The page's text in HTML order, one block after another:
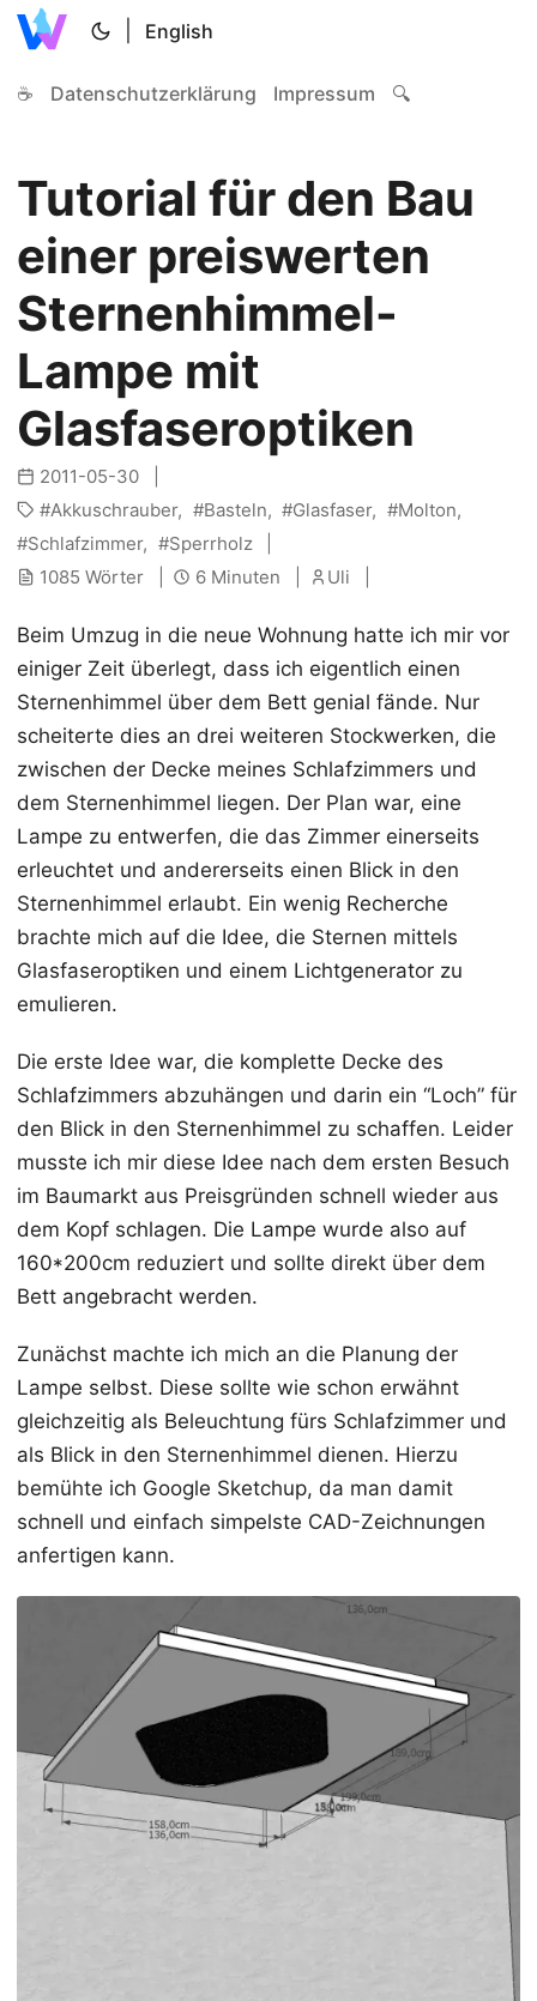
English
☕ Datenschutzerklärung Impressum 🔍
Tutorial für den Bau
einer preiswerten
Sternenhimmel-
Lampe mit
Glasfaseroptiken
2011-05-30
Akkuschrauber
Basteln Glasfaser
Molton
Schlafzimmer
Sperrholz
1085 Wörter
6 Minuten Uli
Beim Umzug in die neue Wohnung hatte ich mir vor
einiger Zeit überlegt, dass ich eigentlich einen
Sternenhimmel über dem Bett genial fände. Nur
scheiterte dies an drei weiteren Stockwerken, die
zwischen der Decke meines Schlafzimmers und
dem Sternenhimmel liegen. Der Plan war, eine
Lampe zu entwerfen, die das Zimmer einerseits
erleuchtet und andererseits einen Blick in den
Sternenhimmel erlaubt. Ein wenig Recherche
brachte mich auf die Idee, die Sternen mittels
Glasfaseroptiken und einem Lichtgenerator zu
emulieren.
Die erste Idee war, die komplette Decke des
Schlafzimmers abzuhängen und darin ein “Loch” für
den Blick in den Sternenhimmel zu schaffen. Leider
musste ich mir diese Idee nach dem ersten Besuch
im Baumarkt aus Preisgründen schnell wieder aus
dem Kopf schlagen. Die Lampe wurde also auf
160*200cm reduziert und sollte direkt über dem
Bett angebracht werden.
Zunächst machte ich mich an die Planung der
Lampe selbst. Diese sollte wie schon erwähnt
gleichzeitig als Beleuchtung fürs Schlafzimmer und
als Blick in den Sternenhimmel dienen. Hierzu
bemühte ich Google Sketchup, da man damit
schnell und einfach simpelste CAD-Zeichnungen
anfertigen kann.